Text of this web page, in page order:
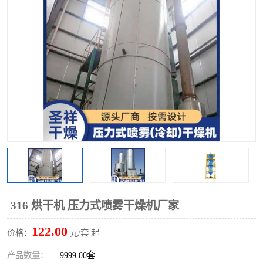
316 烘干机 压力式喷雾干燥机厂家
价格： 122.00 元/套 起
产品数量： 9999.00套
单锥螺带真空干燥机 沸腾干燥机
方形圆形真空干燥机 真空耙式干燥机
热风循环烘箱 喷雾干燥机
振动流化床干燥机 盘式干燥机